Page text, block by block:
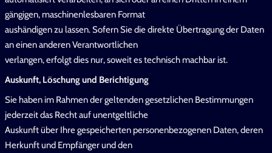
gängigen, maschinenlesbaren Format
aushändigen zu lassen. Sofern Sie die direkte Übertragung der Daten
an einen anderen Verantwortlichen
verlangen, erfolgt dies nur, soweit es technisch machbar ist.
Auskunft, Löschung und Berichtigung
Sie haben im Rahmen der geltenden gesetzlichen Bestimmungen
jederzeit das Recht auf unentgeltliche
Auskunft über Ihre gespeicherten personenbezogenen Daten, deren
Herkunft und Empfänger und den